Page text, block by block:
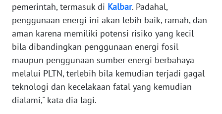
pemerintah, termasuk di Kalbar. Padahal,
penggunaan energi ini akan lebih baik, ramah, dan
aman karena memiliki potensi risiko yang kecil
bila dibandingkan penggunaan energi fosil
maupun penggunaan sumber energi berbahaya
melalui PLTN, terlebih bila kemudian terjadi gagal
teknologi dan kecelakaan fatal yang kemudian
dialami," kata dia lagi.
WN
NTB
WN
WN
SULBAR